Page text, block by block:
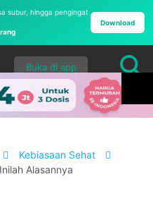
subur, hingga pengingat
Download
Buka di app
Kebiasaan Sehat
Alasannya